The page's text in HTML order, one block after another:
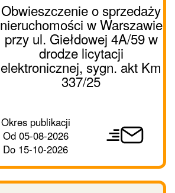
Obwieszczenie o sprzedaży
nieruchomości w Warszawie
przy ul. Giełdowej 4A/59 w
drodze licytacji
elektronicznej, sygn. akt Km
337/25
Okres publikacji
Od05-08-2026
Do 15-10-2026
ogłoszenie
dalej